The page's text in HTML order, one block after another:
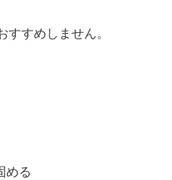
すすめしません。
める